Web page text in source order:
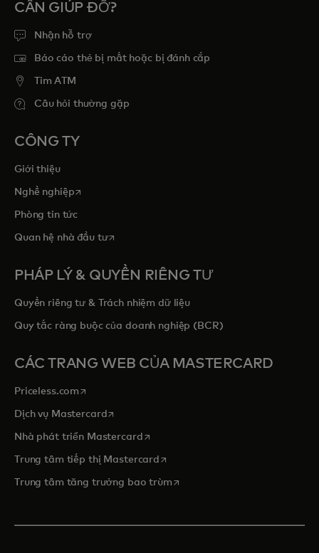
CẦN GIÚP ĐỠ?
Nhận hỗ trợ
Báo cáo thẻ bị mất hoặc bị đánh cắp
Tim ATM
Câu hỏi thường gặp
CÔNG TY
Giới thiệu
Nghề nghiệpopens in a new tab
Phòng tin tức
Quan hệ nhà đầu tưopens in a new tab
PHÁP LÝ & QUYỀN RIÊNG TƯ
Quyền riêng tư & Trách nhiệm dữ liệu
Quy tắc ràng buộc của doanh nghiệp (BCR)
CÁC TRANG WEB CỦA MASTERCARD
Priceless.com opens in a new tab
Dịch vụ Mastercardopens in a new tab
Nhà phát triển Mastercardopens in a new tab
Trung tâm tiếp thị Mastercardopens in a new tab
Trung tâm tăng trưởng bao trùmopens in a new tab